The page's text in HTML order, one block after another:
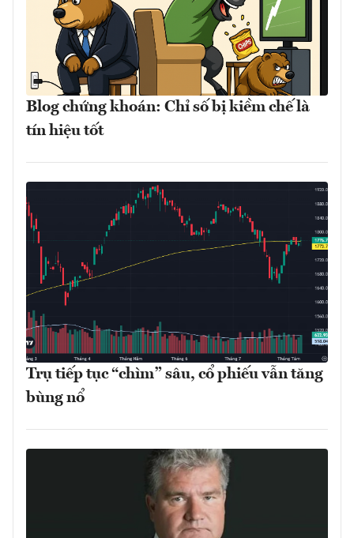
Blog chứng khoán: Chỉ số bị kiềm chế là
tín hiệu tốt
Trụ tiếp tục “chìm” sâu, cổ phiếu vẫn tăng
bùng nổ